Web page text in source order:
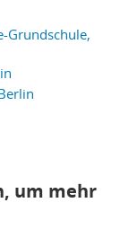
Grundschule,
um mehr